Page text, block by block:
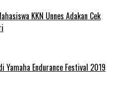
KKN Unnes Adakan Cek
Yamaha Endurance Festival 2019